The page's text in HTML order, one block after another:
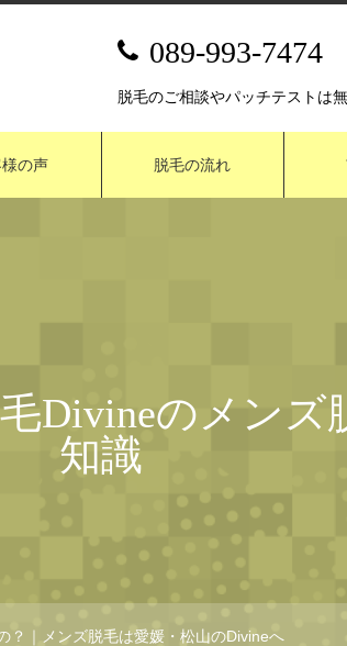
089-993-7474
脱毛のご相談やパッチテストは
の声 脱毛の流れ
Divineのメンズ
知識
？｜メンズ脱毛は愛媛・松山のDivineへ